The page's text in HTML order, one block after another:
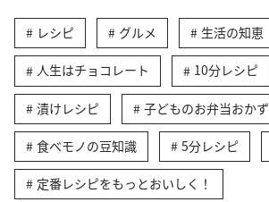
レシピ グルメ 生活の知恵
人生はチョコレート 10分レシピ
漬けレシピ 子どものお弁当おかず
食べモノの豆知識 5分レシピ
定番レシピをもっとおいしく！